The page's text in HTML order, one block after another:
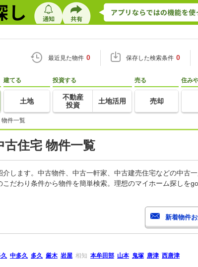
最近見た物件 0 保存した検索条件 0
建てる
土地
投資する
不動産
投資
土地活用
売る
売却
住み
物件一覧
古住宅 物件一覧
します。中古物件、中古一軒家、中古建売住宅などの中古
だわり条件から物件を簡単検索。理想のマイホーム探しを
中多久 多久 厳木 岩屋 相知 本牟田部 山本 鬼塚 唐津 西唐津